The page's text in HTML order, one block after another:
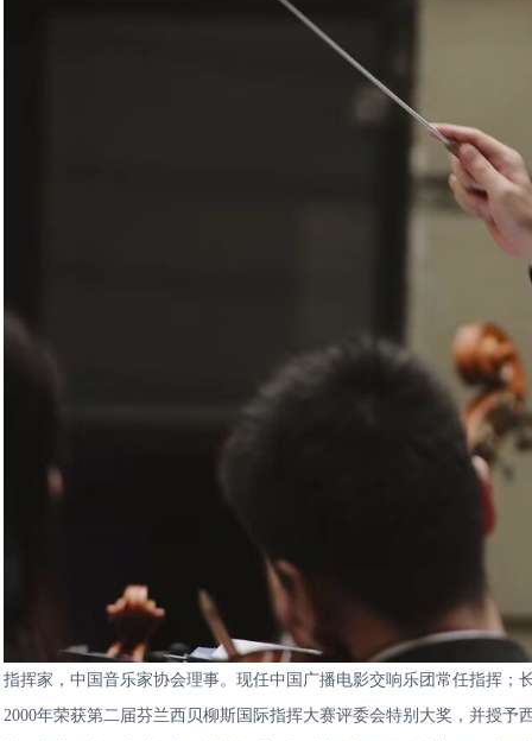
指挥家，中国音乐家协会理事。现任中国广播电影交响乐团常任指挥
2000年荣获第二届芬兰西贝柳斯国际指挥大赛评委会特别大奖，并授予